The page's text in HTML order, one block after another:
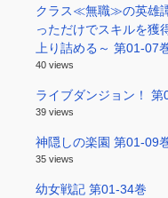
クラス≪無職≫の英雄
っただけでスキルを獲
上り詰める～ 第01-07
40 views
ライブダンジョン！ 第
39 views
神隠しの楽園 第01-09
35 views
幼女戦記 第01-34巻